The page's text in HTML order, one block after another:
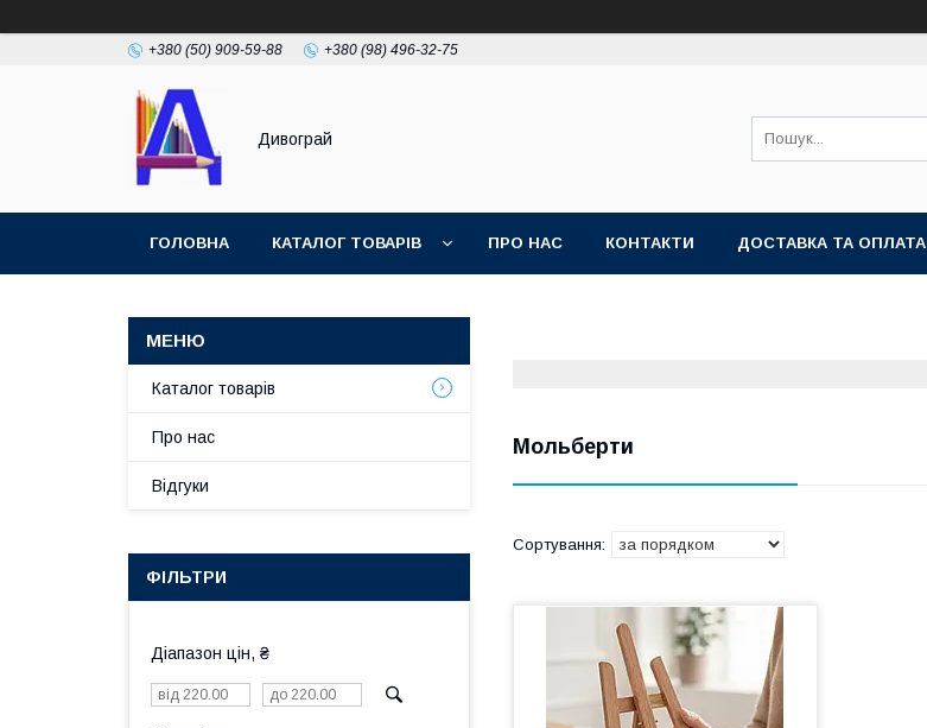
+380 (50) 909-59-88 +380 (98) 496-32-75
Дивограй
ГОЛОВНА КАТАЛОГ ТОВАРІВ ПРО НАС КОНТАКТИ ДОСТАВКА ТА ОПЛАТА
Мольберти
Каталог товарів
Про нас
Відгуки
ФІЛЬТРИ
Діапазон цін, ₴